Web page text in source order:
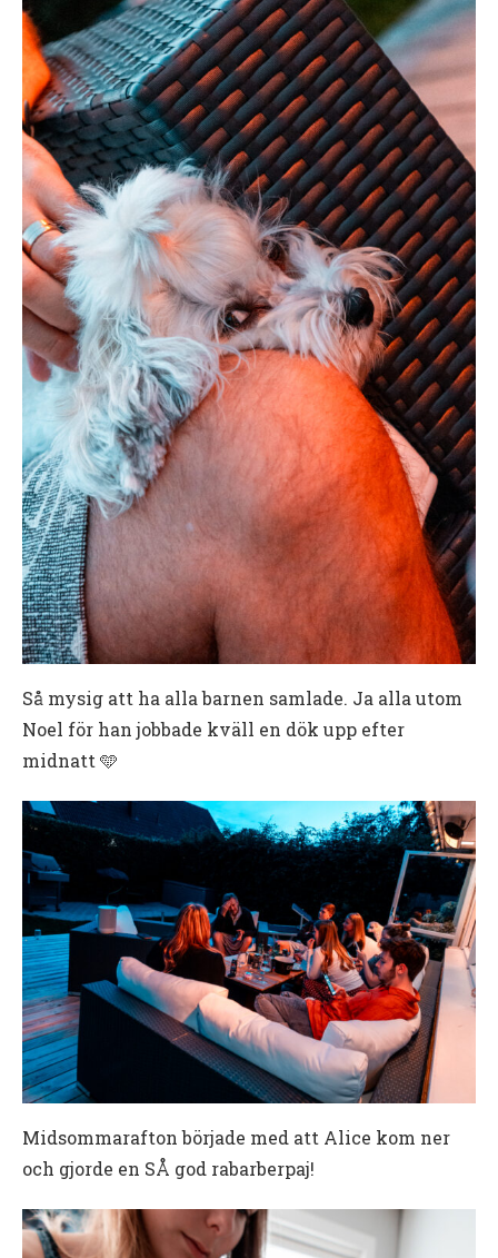
Så mysig att ha alla barnen samlade. Ja alla utom
Noel för han jobbade kväll en dök upp efter
midnatt 🩵
Midsommarafton började med att Alice kom ner
och gjorde en SÅ god rabarberpaj!